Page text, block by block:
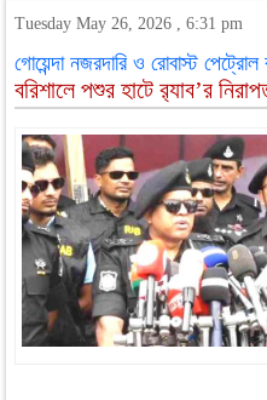
Tuesday May 26, 2026 , 6:31 pm
গোয়েন্দা নজরদারি ও রোবাস্ট পেট্রোল
বরিশালে পশুর হাটে র‍্যাব’র